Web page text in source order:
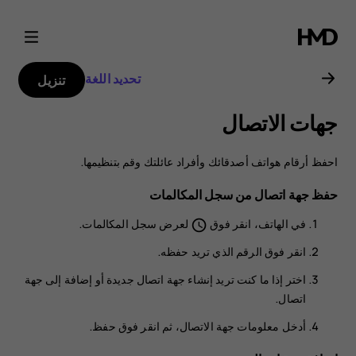
دليل
مستخدم
هاتف
Nokia
2.1
تحديد اللغة تنزيل
جهات الاتصال
احفظ أرقام هواتف أصدقائك وأفراد عائلتك وقم بتنظيمها.
حفظ جهة اتصال من سجل المكالمات
في الهاتف، انقر فوق schedule لعرض سجل المكالمات.
انقر فوق الرقم الذي تريد حفظه.
اختر إذا ما كنت تريد إنشاء جهة اتصال جديدة أو إضافة إلى جهة
اتصال.
أدخل معلومات جهة الاتصال، ثم انقر فوق حفظ.